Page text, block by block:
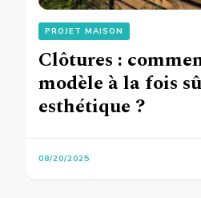
PROJET MAISON
Clôtures :
modèle à la fois
esthétique ?
08/20/2025